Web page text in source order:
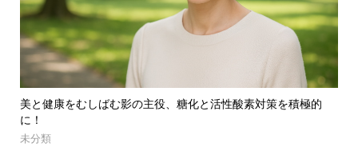
しばむ影の主役、糖化と活性酸素対策を積極的
母親の笑顔が子供